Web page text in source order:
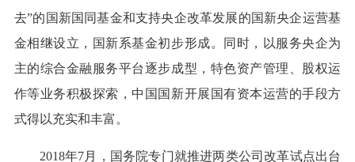
去”的国新国同基金和支持央企改革发展的国新央企运营基
金相继设立，国新系基金初步形成。同时，以服务央企为
主的综合金融服务平台逐步成型，特色资产管理、股权运
作等业务积极探索，中国国新开展国有资本运营的手段方
式得以充实和丰富。
2018年7月，国务院专门就推进两类公司改革试点出台